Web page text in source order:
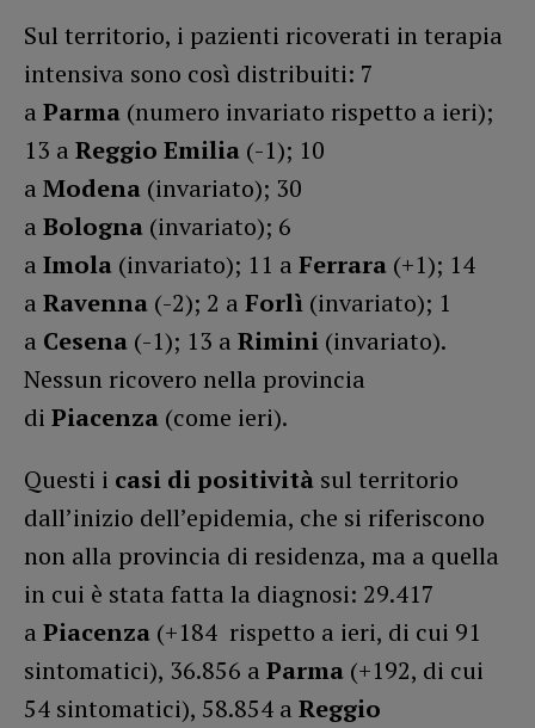
Sul territorio, i pazienti ricoverati in terapia
intensiva sono così distribuiti: 7
a Parma (numero invariato rispetto a ieri);
13 a Reggio Emilia (-1); 10
a Modena (invariato); 30
a Bologna (invariato); 6
a Imola (invariato); 11 a Ferrara (+1); 14
a Ravenna (-2); 2 a Forlì (invariato); 1
a Cesena (-1); 13 a Rimini (invariato).
Nessun ricovero nella provincia
di Piacenza (come ieri).
Questi i casi di positività sul territorio
dall’inizio dell’epidemia, che si riferiscono
non alla provincia di residenza, ma a quella
in cui è stata fatta la diagnosi: 29.417
a Piacenza (+184 rispetto a ieri, di cui 91
sintomatici), 36.856 a Parma (+192, di cui
54 sintomatici), 58.854 a Reggio